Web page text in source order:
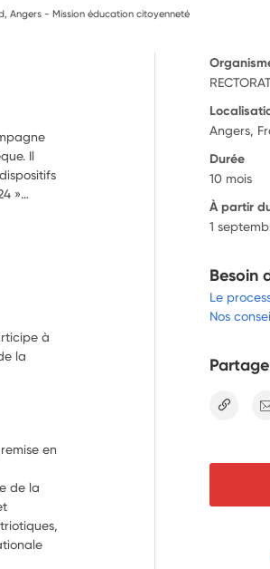
Angers - Mission éducation citoyenneté
Il
»…
à
la
en
de la
Angers,
Durée
10 mois
À partir
1
Besoin
Le
Nos